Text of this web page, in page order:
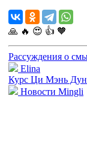
🙏 🔥 😍 👍 🧡
Рассуждения о
Elina
Курс Ци Мэнь
Новости Mingli